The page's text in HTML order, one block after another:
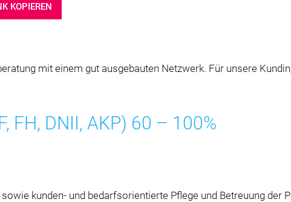
KOPIEREN
mit einem gut ausgebauten Netzwerk. Für unsere
FH, DNII, AKP) 60 – 100%
kunden- und bedarfsorientierte Pflege und Betreuung der